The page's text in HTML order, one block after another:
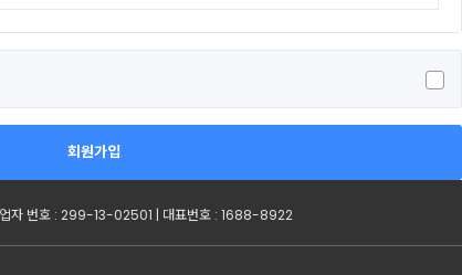
회원가입
업자 번호 : 299-13-02501 | 대표번호 : 1688-8922